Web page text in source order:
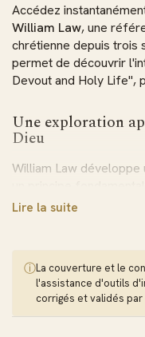
Accédez
William Law, une
chrétienne depuis trois
permet de découvrir
Devout and Holy Life",
Une exploration
Dieu
William Law
constitue la démarche
Un manuel
spirituelle
Lire la suite
ⓘLa couverture et le
l'assistance d'outils
corrigés et validés par